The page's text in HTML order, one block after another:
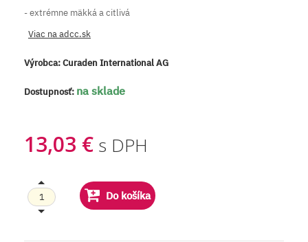
- extrémne mäkká a citlivá
Viac na adcc.sk
Výrobca:Curaden International AG
Dostupnosť: na sklade
13,03 € s DPH
Do košíka